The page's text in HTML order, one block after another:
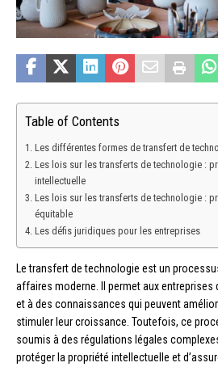
Table of Contents
Les différentes formes de transfert de
Les lois sur les transferts de technologie :
intellectuelle
Les lois sur les transferts de technologie :
équitable
Les défis juridiques pour les entreprises
Le transfert de technologie est un
affaires moderne. Il permet aux entreprises
et à des connaissances qui peuvent
stimuler leur croissance. Toutefois, ce
soumis à des régulations légales
protéger la propriété intellectuelle et